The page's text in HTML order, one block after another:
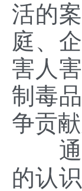
活的
庭、
害人
制毒
争贡献
通过
的认